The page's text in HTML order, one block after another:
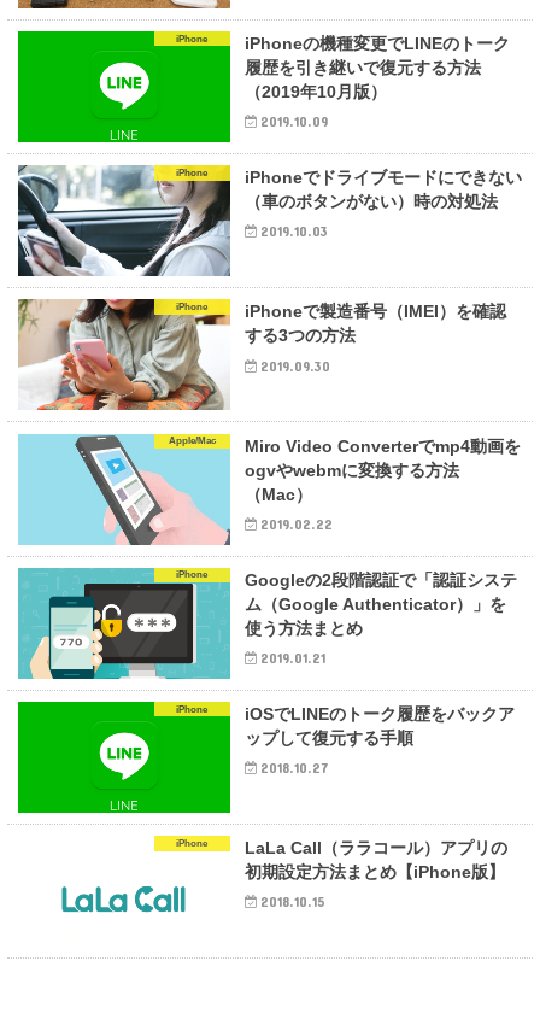
iPhone
iPhoneの機種変更でLINEのトーク
履歴を引き継いで復元する方法
（2019年10月版）
2019.10.09
iPhone
iPhoneでドライブモードにできない
（車のボタンがない）時の対処法
2019.10.03
iPhone
iPhoneで製造番号（IMEI）を確認
する3つの方法
2019.09.30
Apple/Mac
Miro Video Converterでmp4動画を
ogvやwebmに変換する方法
（Mac）
2019.02.22
iPhone
Googleの2段階認証で「認証システ
ム（Google Authenticator）」を
使う方法まとめ
2019.01.21
iPhone
iOSでLINEのトーク履歴をバックア
ップして復元する手順
2018.10.27
iPhone
LaLa Call（ララコール）アプリの
初期設定方法まとめ【iPhone版】
2018.10.15